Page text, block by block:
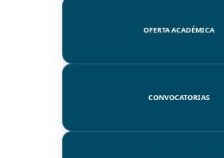
OFERTA ACADÉMICA
CONVOCATORIAS